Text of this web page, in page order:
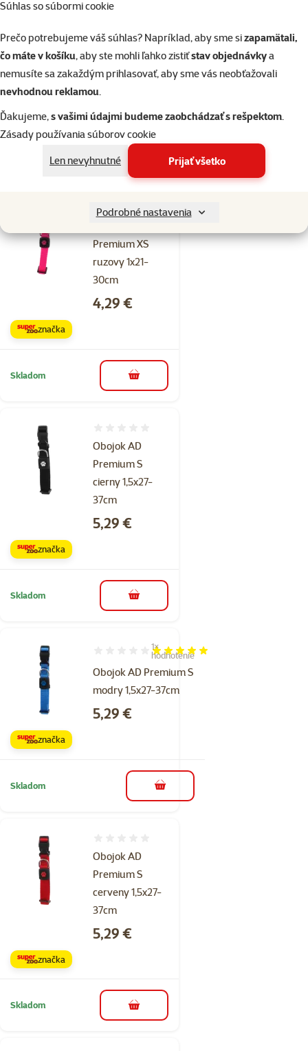
Súhlas so súbormi cookie
Prečo potrebujeme váš súhlas? Napríklad, aby sme sizapamätali,
čo máte v košíku, aby ste mohli ľahko zistiťstav objednávkya
nemusíte sa zakaždým prihlasovať, aby sme vás neobťažovali
nevhodnou reklamou.
Ďakujeme,s vašimi údajmi budeme zaobchádzať s rešpektom.
Zásady používania súborov cookie
Len nevyhnutné
Prijať všetko
Podrobné nastavenia
Obojok AD
limetka 1x21-
30cm
Cena
4,29 €
do košíka
Premium XS
ruzovy 1x21-
30cm
Hodnotenie 0%
Cena
4,29 €
značka
Skladom do košíka
Obojok AD
Premium S
cierny 1,5x27-
37cm
Cena
5,29 €
značka
Skladom do košíka
Obojok AD Premium S
modry 1,5x27-37cm
Hodnotenie 100%, počet hodnotení: 1
1×
hodnotenie
Cena
5,29 €
značka
Skladom do košíka
Obojok AD
Premium S
cerveny 1,5x27-
37cm
Cena
5,29 €
značka
Skladom do košíka